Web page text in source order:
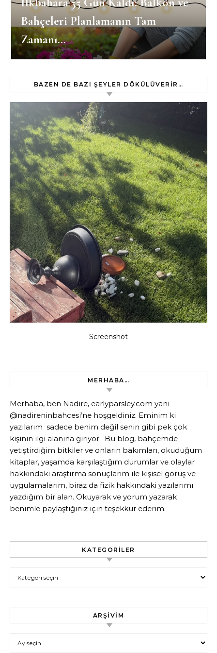
Bahçeleri Planlamanın Tam
Zamanı…
BAZEN DE BAZI ŞEYLER DÖKÜLÜVERIR…
Screenshot
MERHABA…
Merhaba, ben Nadire, earlyparsley.com yani
@nadireninbahcesi’ne hoşgeldiniz. Eminim ki
yazılarım sadece benim değil senin gibi pek çok
kişinin ilgi alanına giriyor. Bu blog, bahçemde
yetiştirdiğim bitkiler ve onların bakımları, okuduğum
kitaplar, yaşamda karşılaştığım durumlar ve olaylar
hakkındaki araştırma sonuçlarım ile kişisel görüş ve
uygulamalarım, biraz da fizik hakkındaki yazılarımı
yazdığım bir alan. Okuyarak ve yorum yazarak
benimle paylaştığınız için teşekkür ederim.
KATEGORILER
ARŞIVIM